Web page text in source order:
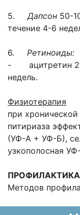
5.Дапсон 50-
течение 4-6
6. Ретиноиды:
- ацитретин
недель.
Физиотерапия
при
питириаза
(УФ-А + УФ-Б),
узкополосная
ПРОФИЛАКТИКА
Методов